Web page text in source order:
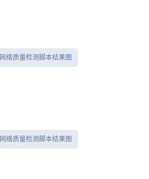
网络质量检测脚本结果图
网络质量检测脚本结果图